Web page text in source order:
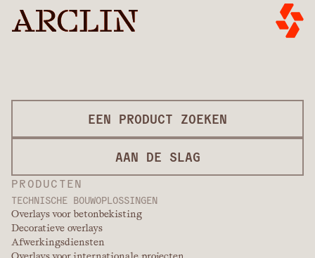
PRODUCTEN
TECHNISCHE BOUWOPLOSSINGEN
Overlays voor betonbekisting
Decoratieve overlays
Afwerkingsdiensten
EEN PRODUCT ZOEKEN
AAN DE SLAG